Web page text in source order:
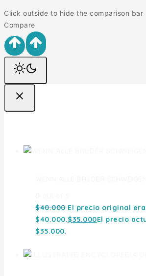
Click outside to hide the comparison bar
Compare
$40.000 El precio original
$40.000.$35.000El precio
$35.000.